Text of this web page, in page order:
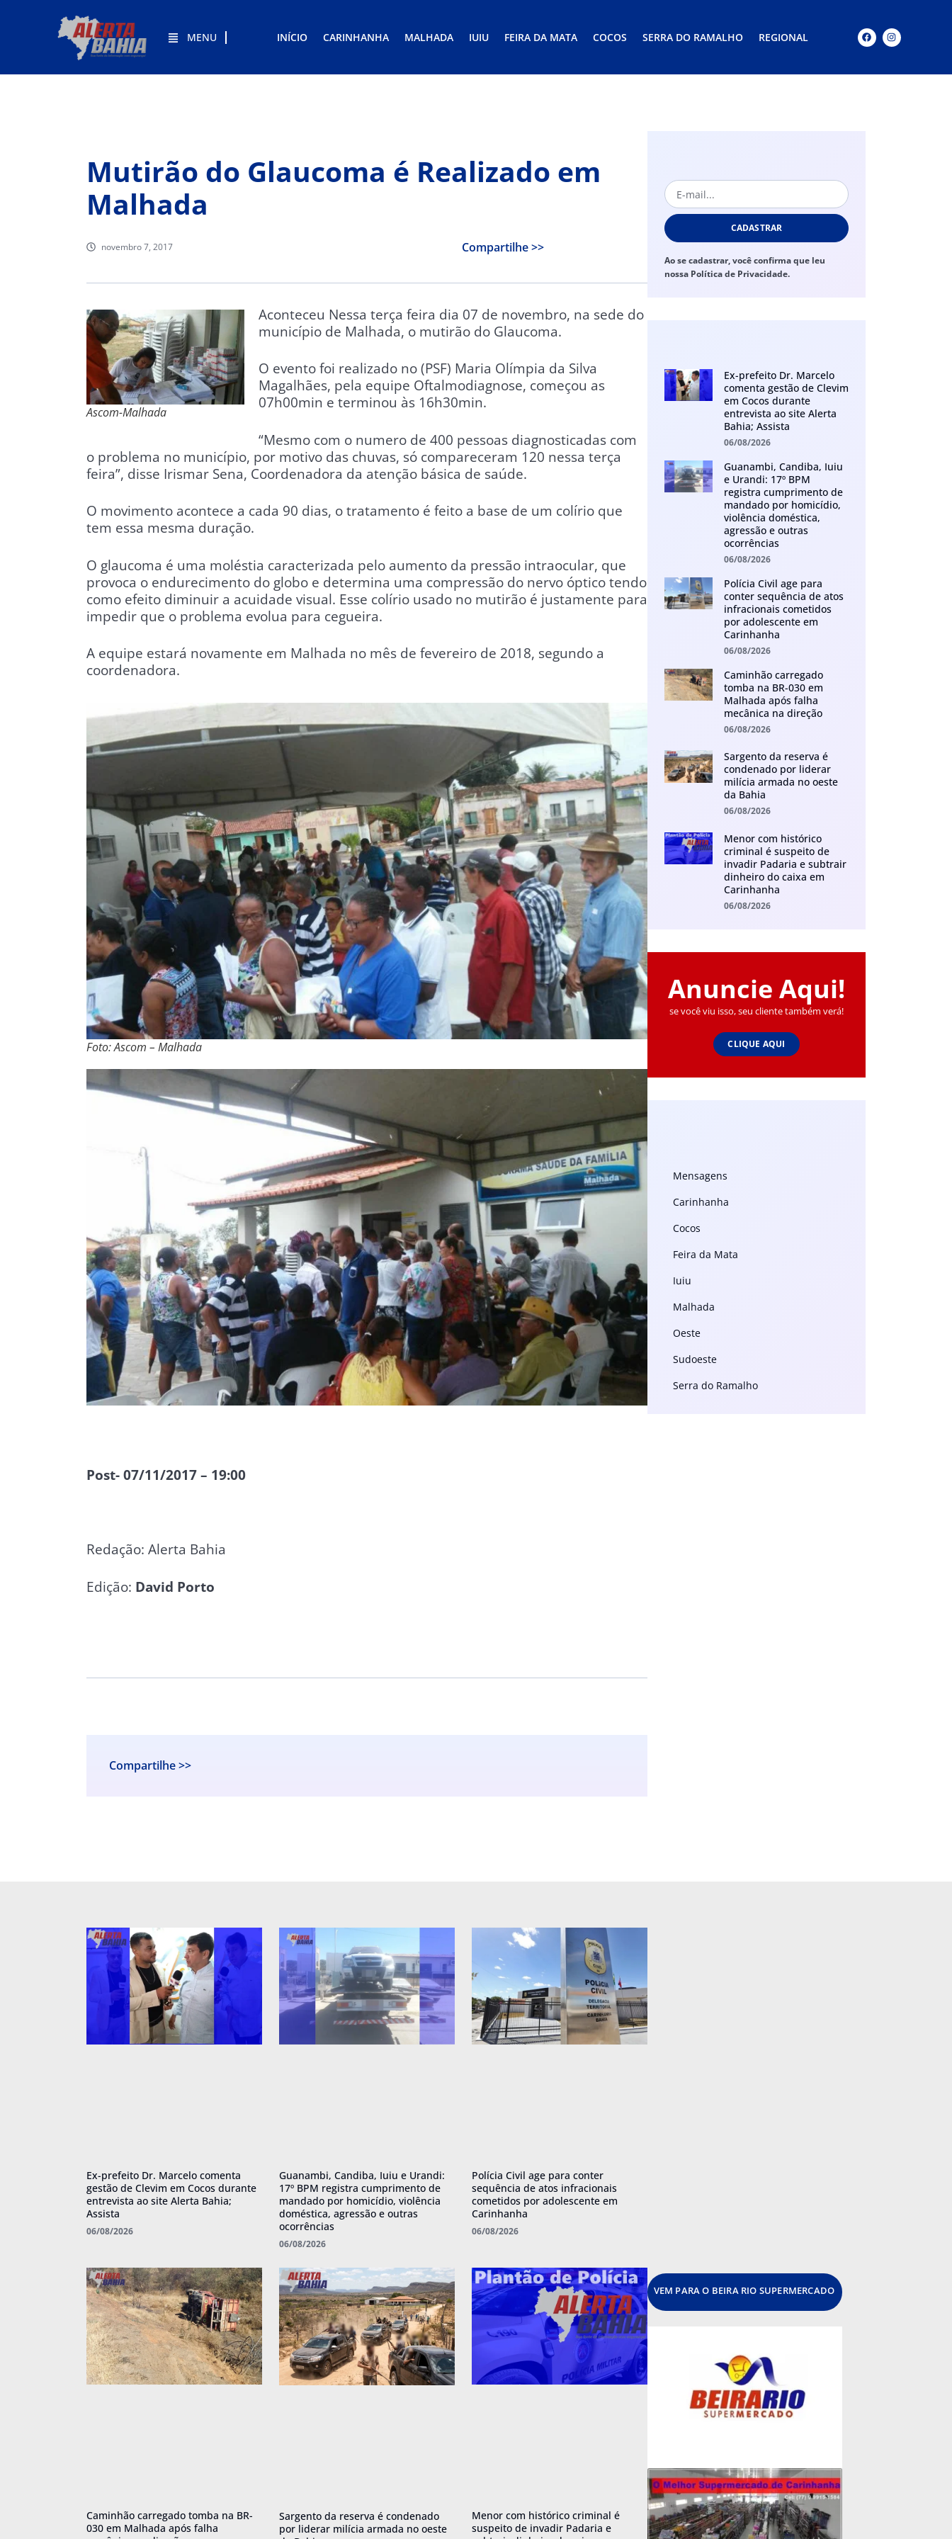
MENU INÍCIO CARINHANHA MALHADA IUIU FEIRA DA MATA COCOS SERRA DO RAMALHO REGIONAL
Mutirão do Glaucoma é Realizado em
Malhada
novembro 7, 2017 Compartilhe >>
Ascom-Malhada
Aconteceu Nessa terça feira dia 07 de novembro, na sede do
município de Malhada, o mutirão do Glaucoma.
O evento foi realizado no (PSF) Maria Olímpia da Silva
Magalhães, pela equipe Oftalmodiagnose, começou as
07h00min e terminou às 16h30min.
“Mesmo com o numero de 400 pessoas diagnosticadas com
o problema no município, por motivo das chuvas, só compareceram 120 nessa terça
feira”, disse Irismar Sena, Coordenadora da atenção básica de saúde.
O movimento acontece a cada 90 dias, o tratamento é feito a base de um colírio que
tem essa mesma duração.
O glaucoma é uma moléstia caracterizada pelo aumento da pressão intraocular, que
provoca o endurecimento do globo e determina uma compressão do nervo óptico tendo
como efeito diminuir a acuidade visual. Esse colírio usado no mutirão é justamente para
impedir que o problema evolua para cegueira.
A equipe estará novamente em Malhada no mês de fevereiro de 2018, segundo a
coordenadora.
Foto: Ascom – Malhada
Post- 07/11/2017 – 19:00
Redação: Alerta Bahia
Edição: David Porto
Compartilhe >>
CADASTRAR
Ao se cadastrar, você confirma que leu
nossa Política de Privacidade.
Ex-prefeito Dr. Marcelo
comenta gestão de Clevim
em Cocos durante
entrevista ao site Alerta
Bahia; Assista
06/08/2026
Guanambi, Candiba, Iuiu
e Urandi: 17º BPM
registra cumprimento de
mandado por homicídio,
violência doméstica,
agressão e outras
ocorrências
06/08/2026
Polícia Civil age para
conter sequência de atos
infracionais cometidos
por adolescente em
Carinhanha
06/08/2026
Caminhão carregado
tomba na BR-030 em
Malhada após falha
mecânica na direção
06/08/2026
Sargento da reserva é
condenado por liderar
milícia armada no oeste
da Bahia
06/08/2026
Menor com histórico
criminal é suspeito de
invadir Padaria e subtrair
dinheiro do caixa em
Carinhanha
06/08/2026
Anuncie Aqui!
se você viu isso, seu cliente também verá!
CLIQUE AQUI
Mensagens
Carinhanha
Cocos
Feira da Mata
Iuiu
Malhada
Oeste
Sudoeste
Serra do Ramalho
Ex-prefeito Dr. Marcelo comenta
gestão de Clevim em Cocos durante
entrevista ao site Alerta Bahia;
Assista
06/08/2026
Guanambi, Candiba, Iuiu e Urandi:
17º BPM registra cumprimento de
mandado por homicídio, violência
doméstica, agressão e outras
ocorrências
06/08/2026
Polícia Civil age para conter
sequência de atos infracionais
cometidos por adolescente em
Carinhanha
06/08/2026
Caminhão carregado tomba na BR-
030 em Malhada após falha
Sargento da reserva é condenado
por liderar milícia armada no oeste
Menor com histórico criminal é
suspeito de invadir Padaria e
VEM PARA O BEIRA RIO SUPERMERCADO